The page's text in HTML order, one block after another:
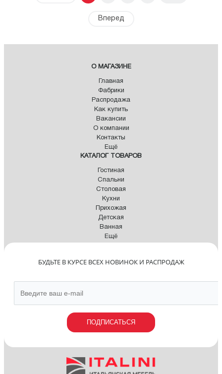
Вперед
О МАГАЗИНЕ
Главная
Фабрики
Распродажа
Как купить
Вакансии
О компании
Контакты
Ещё
КАТАЛОГ ТОВАРОВ
Гостиная
Спальни
Столовая
Кухни
Прихожая
Детская
Ванная
Ещё
БУДЬТЕ В КУРСЕ ВСЕХ НОВИНОК И РАСПРОДАЖ
ПОДПИСАТЬСЯ